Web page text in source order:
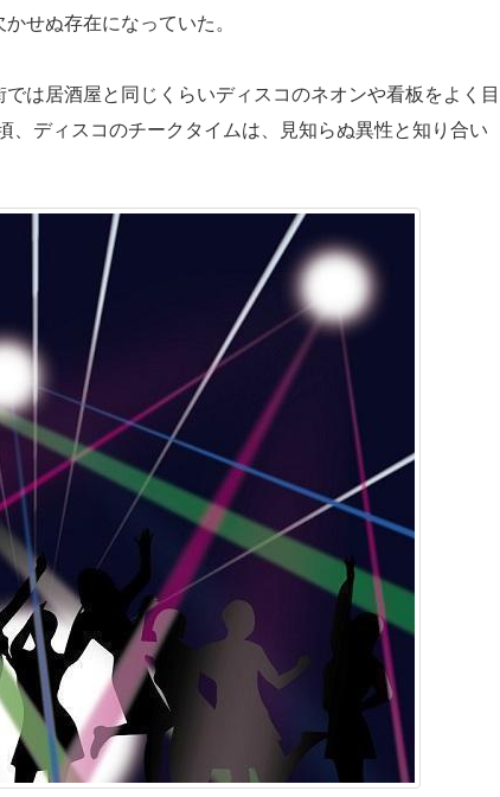
せぬ存在になっていた。
は居酒屋と同じくらいディスコのネオンや看板をよく目
ディスコのチークタイムは、見知らぬ異性と知り合い